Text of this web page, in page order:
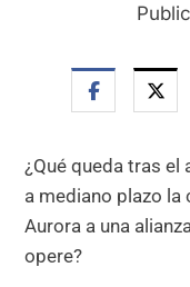
¿Qué queda tras
a mediano plazo
Aurora a una
opere?